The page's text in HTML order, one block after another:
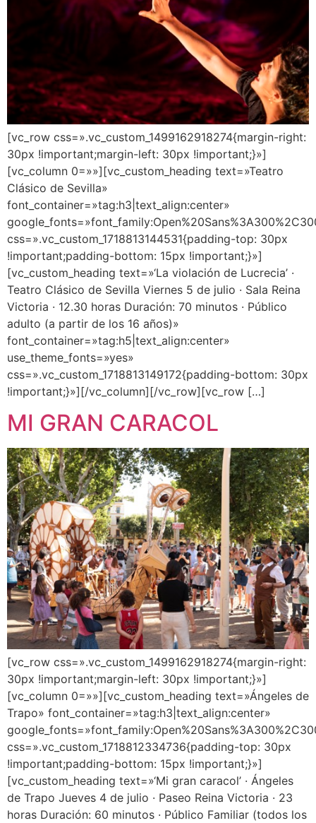
[vc_row css=».vc_custom_1499162918274{margin-right:
30px !important;margin-left: 30px !important;}»]
[vc_column 0=»»][vc_custom_heading text=»Teatro
Clásico de Sevilla»
font_container=»tag:h3|text_align:center»
css=».vc_custom_1718813144531{padding-top: 30px
!important;padding-bottom: 15px !important;}»]
[vc_custom_heading text=»‘La violación de Lucrecia’ ·
Teatro Clásico de Sevilla Viernes 5 de julio · Sala Reina
Victoria · 12.30 horas Duración: 70 minutos · Público
adulto (a partir de los 16 años)»
font_container=»tag:h5|text_align:center»
use_theme_fonts=»yes»
css=».vc_custom_1718813149172{padding-bottom: 30px
!important;}»][/vc_column][/vc_row][vc_row […]
MI GRAN CARACOL
[vc_row css=».vc_custom_1499162918274{margin-right:
30px !important;margin-left: 30px !important;}»]
[vc_column 0=»»][vc_custom_heading text=»Ángeles de
Trapo» font_container=»tag:h3|text_align:center»
css=».vc_custom_1718812334736{padding-top: 30px
!important;padding-bottom: 15px !important;}»]
[vc_custom_heading text=»‘Mi gran caracol’ · Ángeles
de Trapo Jueves 4 de julio · Paseo Reina Victoria · 23
horas Duración: 60 minutos · Público Familiar (todos los